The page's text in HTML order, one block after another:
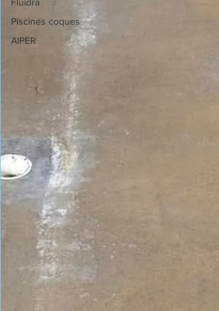
Piscines coques
AIPER